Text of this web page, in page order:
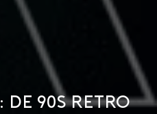
De 90s retro